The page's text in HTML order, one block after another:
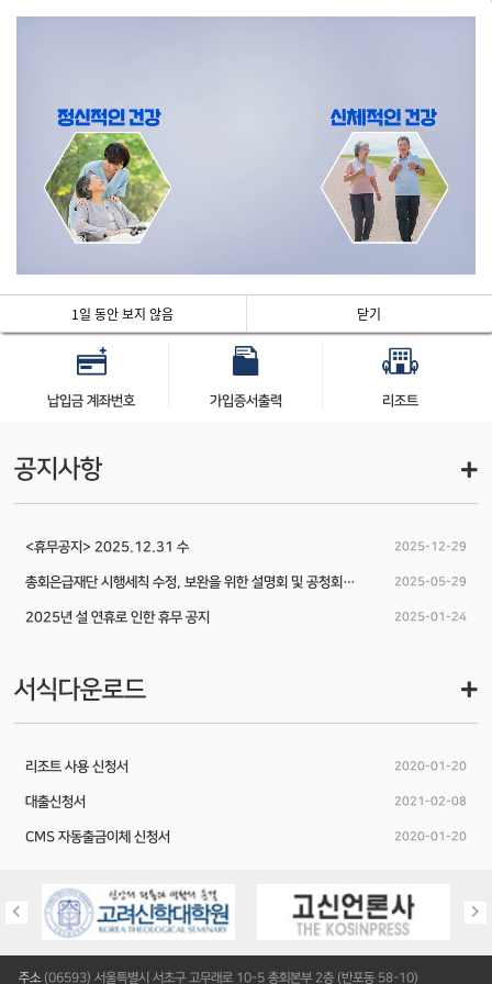
1일 동안 보지 않음 닫기
가입진행사항 조회
납입금 계좌번호 가입증서출력 리조트
공지사항
<휴무공지> 2025.12.31 수 2025-12-29
총회은급재단 시행세칙 수정, 보완을 위한 설명회 및 공청회 안내 2025-05-29
2025년 설 연휴로 인한 휴무 공지 2025-01-24
서식다운로드
리조트 사용 신청서 2020-01-20
대출신청서 2021-02-08
CMS 자동출금이체 신청서 2020-01-20
주소(06593) 서울특별시 서초구 고무래로 10-5 총회본부 2층 (반포동 58-10)